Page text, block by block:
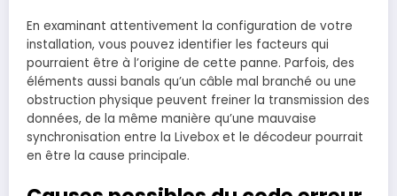
En examinant attentivement la configuration de votre
installation, vous pouvez identifier les facteurs qui
pourraient être à l’origine de cette panne. Parfois, des
éléments aussi banals qu’un câble mal branché ou une
obstruction physique peuvent freiner la transmission des
données, de la même manière qu’une mauvaise
synchronisation entre la Livebox et le décodeur pourrait
en être la cause principale.